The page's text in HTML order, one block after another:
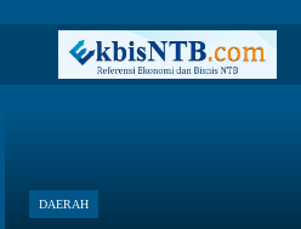
DAERAH